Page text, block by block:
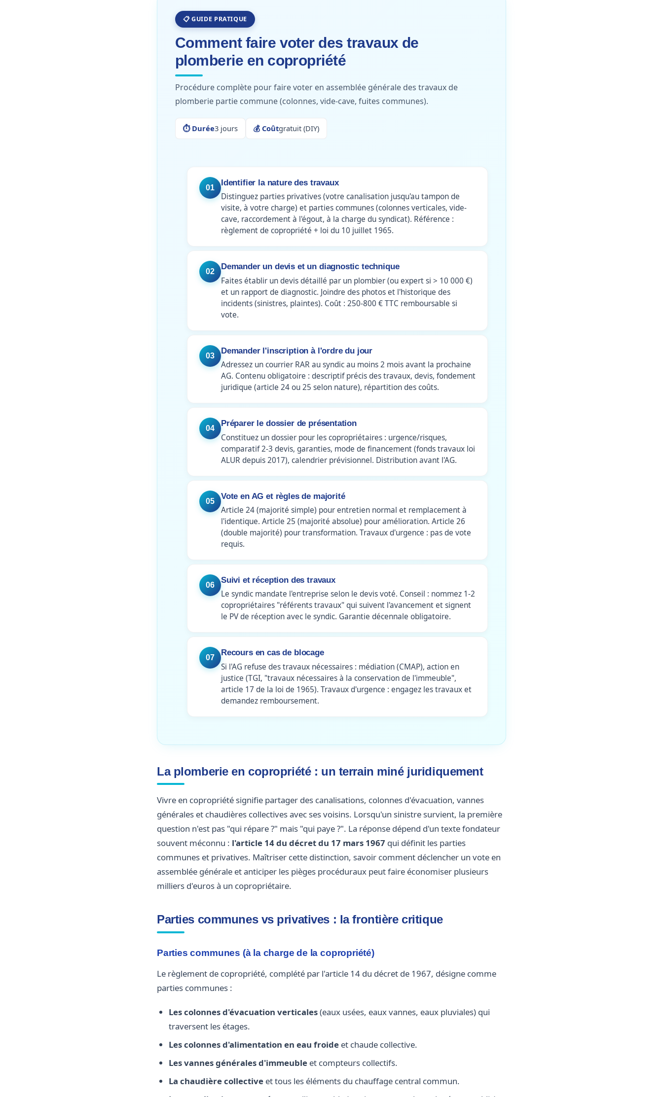
📋 GUIDE PRATIQUE
Comment faire voter des travaux de
plomberie en copropriété
Procédure complète pour faire voter en assemblée générale des travaux de
plomberie partie commune (colonnes, vide-cave, fuites communes).
⏱ Durée3 jours 💰 Coûtgratuit (DIY)
01
Identifier la nature des travaux
Distinguez parties privatives (votre canalisation jusqu'au tampon de
visite, à votre charge) et parties communes (colonnes verticales, vide-
cave, raccordement à l'égout, à la charge du syndicat). Référence :
règlement de copropriété + loi du 10 juillet 1965.
02
Demander un devis et un diagnostic technique
Faites établir un devis détaillé par un plombier (ou expert si > 10 000 €)
et un rapport de diagnostic. Joindre des photos et l'historique des
incidents (sinistres, plaintes). Coût : 250-800 € TTC remboursable si
vote.
03
Demander l'inscription à l'ordre du jour
Adressez un courrier RAR au syndic au moins 2 mois avant la prochaine
AG. Contenu obligatoire : descriptif précis des travaux, devis, fondement
juridique (article 24 ou 25 selon nature), répartition des coûts.
04
Préparer le dossier de présentation
Constituez un dossier pour les copropriétaires : urgence/risques,
comparatif 2-3 devis, garanties, mode de financement (fonds travaux loi
ALUR depuis 2017), calendrier prévisionnel. Distribution avant l'AG.
05
Vote en AG et règles de majorité
Article 24 (majorité simple) pour entretien normal et remplacement à
l'identique. Article 25 (majorité absolue) pour amélioration. Article 26
(double majorité) pour transformation. Travaux d'urgence : pas de vote
requis.
06
Suivi et réception des travaux
Le syndic mandate l'entreprise selon le devis voté. Conseil : nommez 1-2
copropriétaires "référents travaux" qui suivent l'avancement et signent
le PV de réception avec le syndic. Garantie décennale obligatoire.
07
Recours en cas de blocage
Si l'AG refuse des travaux nécessaires : médiation (CMAP), action en
justice (TGI, "travaux nécessaires à la conservation de l'immeuble",
article 17 de la loi de 1965). Travaux d'urgence : engagez les travaux et
demandez remboursement.
La plomberie en copropriété : un terrain miné juridiquement
Vivre en copropriété signifie partager des canalisations, colonnes d'évacuation, vannes
générales et chaudières collectives avec ses voisins. Lorsqu'un sinistre survient, la première
question n'est pas "qui répare ?" mais "qui paye ?". La réponse dépend d'un texte fondateur
souvent méconnu : l'article 14 du décret du 17 mars 1967 qui définit les parties
communes et privatives. Maîtriser cette distinction, savoir comment déclencher un vote en
assemblée générale et anticiper les pièges procéduraux peut faire économiser plusieurs
milliers d'euros à un copropriétaire.
Parties communes vs privatives : la frontière critique
Parties communes (à la charge de la copropriété)
Le règlement de copropriété, complété par l'article 14 du décret de 1967, désigne comme
parties communes :
Les colonnes d'évacuation verticales(eaux usées, eaux vannes, eaux pluviales) qui
traversent les étages.
Les colonnes d'alimentation en eau froide et chaude collective.
Les vannes générales d'immeuble et compteurs collectifs.
La chaudière collective et tous les éléments du chauffage central commun.